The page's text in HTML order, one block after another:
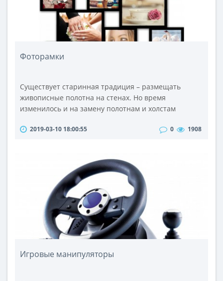
Фоторамки
Существует старинная традиция – размещать
живописные полотна на стенах. Но время
изменилось и на замену полотнам и холстам
фоторамки. Для чего хранить фотографии в
столах, на полках или комодах – фоторамка повсюду
хорошо впишется в интерьер и будет великолепно
смотреться!&n..
2019-03-10 18:00:55 0 1908
Игровые манипуляторы